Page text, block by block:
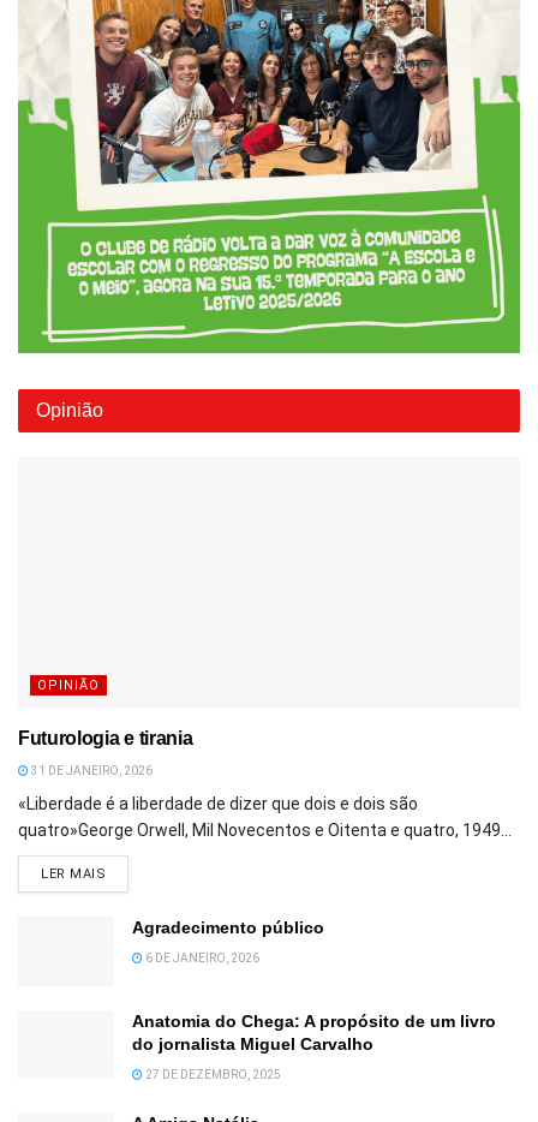
Opinião
OPINIÃO
Futurologia e tirania
31 DE JANEIRO, 2026
«Liberdade é a liberdade de dizer que dois e dois são
quatro»George Orwell, Mil Novecentos e Oitenta e quatro, 1949...
LER MAIS
Agradecimento público
6 DE JANEIRO, 2026
Anatomia do Chega: A propósito de um livro
do jornalista Miguel Carvalho
27 DE DEZEMBRO, 2025